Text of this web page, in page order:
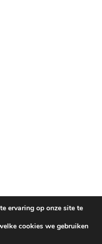
ervaring op onze site te
cookies we gebruiken